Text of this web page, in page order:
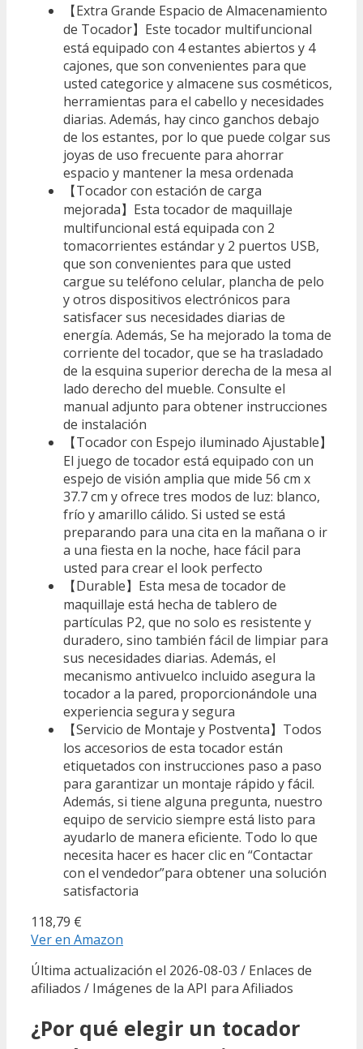
【Extra Grande Espacio de Almacenamiento
de Tocador】Este tocador multifuncional
está equipado con 4 estantes abiertos y 4
cajones, que son convenientes para que
usted categorice y almacene sus cosméticos,
herramientas para el cabello y necesidades
diarias. Además, hay cinco ganchos debajo
de los estantes, por lo que puede colgar sus
joyas de uso frecuente para ahorrar
espacio y mantener la mesa ordenada
【Tocador con estación de carga
mejorada】Esta tocador de maquillaje
multifuncional está equipada con 2
tomacorrientes estándar y 2 puertos USB,
que son convenientes para que usted
cargue su teléfono celular, plancha de pelo
y otros dispositivos electrónicos para
satisfacer sus necesidades diarias de
energía. Además, Se ha mejorado la toma de
corriente del tocador, que se ha trasladado
de la esquina superior derecha de la mesa al
lado derecho del mueble. Consulte el
manual adjunto para obtener instrucciones
de instalación
【Tocador con Espejo iluminado Ajustable】
El juego de tocador está equipado con un
espejo de visión amplia que mide 56 cm x
37.7 cm y ofrece tres modos de luz: blanco,
frío y amarillo cálido. Si usted se está
preparando para una cita en la mañana o ir
a una fiesta en la noche, hace fácil para
usted para crear el look perfecto
【Durable】Esta mesa de tocador de
maquillaje está hecha de tablero de
partículas P2, que no solo es resistente y
duradero, sino también fácil de limpiar para
sus necesidades diarias. Además, el
mecanismo antivuelco incluido asegura la
tocador a la pared, proporcionándole una
experiencia segura y segura
【Servicio de Montaje y Postventa】Todos
los accesorios de esta tocador están
etiquetados con instrucciones paso a paso
para garantizar un montaje rápido y fácil.
Además, si tiene alguna pregunta, nuestro
equipo de servicio siempre está listo para
ayudarlo de manera eficiente. Todo lo que
necesita hacer es hacer clic en “Contactar
con el vendedor”para obtener una solución
satisfactoria
118,79 €
Ver en Amazon
Última actualización el 2026-08-03 / Enlaces de
afiliados / Imágenes de la API para Afiliados
¿Por qué elegir un tocador